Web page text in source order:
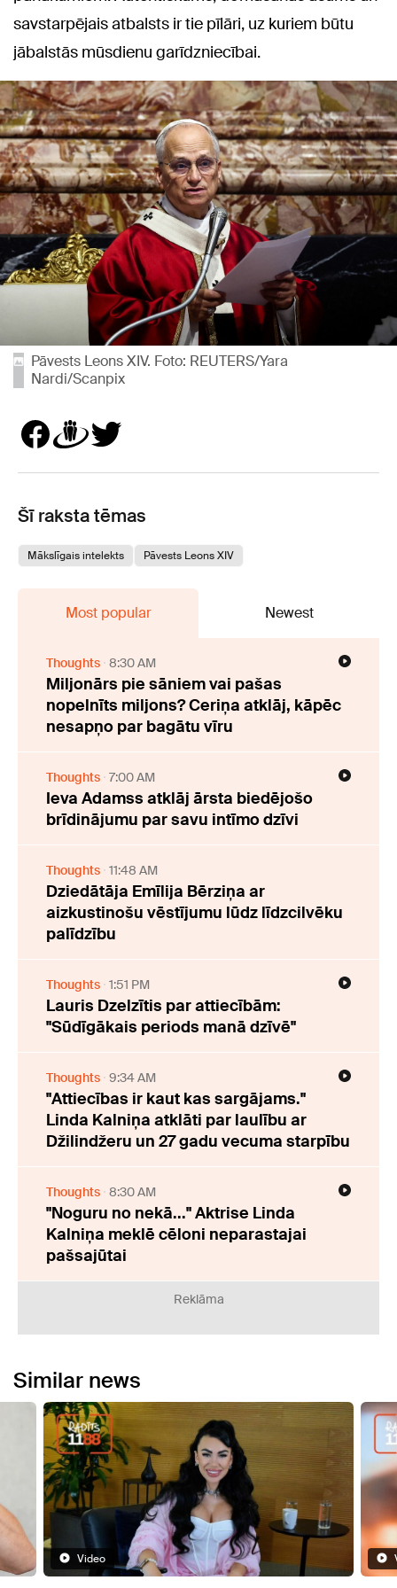
savstarpējais atbalsts ir tie pīlāri, uz kuriem būtu
jābalstās mūsdienu garīdzniecībai.
Pāvests Leons XIV. Foto: REUTERS/Yara
Nardi/Scanpix
Šī raksta tēmas
Mākslīgais intelekts Pāvests Leons XIV
Most popular Newest
Thoughts 8:30 AM
Miljonārs pie sāniem vai pašas
nopelnīts miljons? Ceriņa atklāj, kāpēc
nesapņo par bagātu vīru
Thoughts 7:00 AM
Ieva Adamss atklāj ārsta biedējošo
brīdinājumu par savu intīmo dzīvi
Thoughts 11:48 AM
Dziedātāja Emīlija Bērziņa ar
aizkustinošu vēstījumu lūdz līdzcilvēku
palīdzību
Thoughts 1:51 PM
Lauris Dzelzītis par attiecībām:
"Sūdīgākais periods manā dzīvē"
Thoughts 9:34 AM
"Attiecības ir kaut kas sargājams."
Linda Kalniņa atklāti par laulību ar
Džilindžeru un 27 gadu vecuma starpību
Thoughts 8:30 AM
"Noguru no nekā..." Aktrise Linda
Kalniņa meklē cēloni neparastajai
pašsajūtai
Reklāma
Similar news
Video